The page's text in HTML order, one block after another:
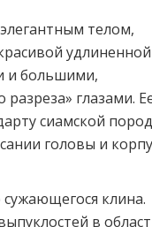
телом,
удлиненной
и большими,
глазами.
сиамской
головы и
клина.
в